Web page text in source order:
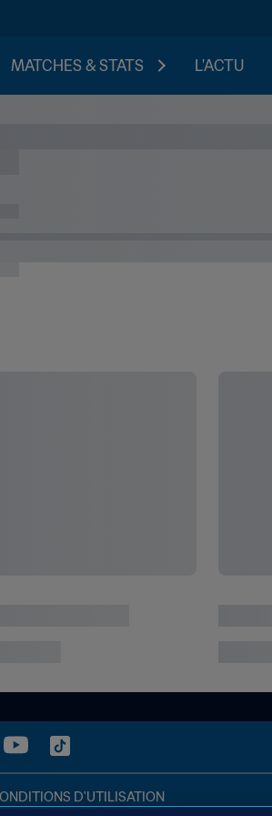
MATCHES & STATS L'ACTU
D'UTILISATION